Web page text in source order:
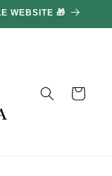
WEBSITE 🎁
Mand